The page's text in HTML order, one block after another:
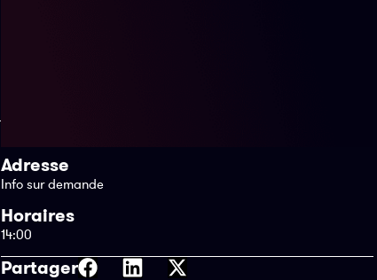
Adresse
Info sur demande
Horaires
14:00
Partager